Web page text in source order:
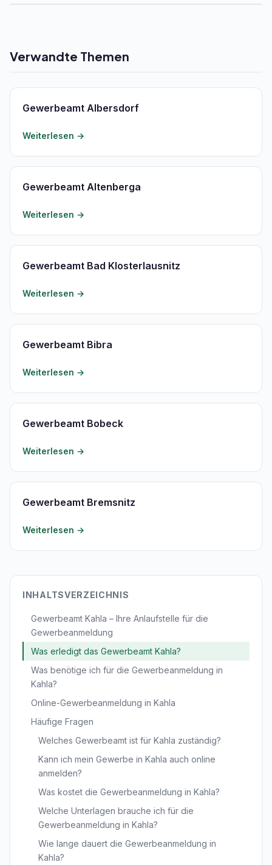
Verwandte Themen
Gewerbeamt Albersdorf
Weiterlesen →
Gewerbeamt Altenberga
Weiterlesen →
Gewerbeamt Bad Klosterlausnitz
Weiterlesen →
Gewerbeamt Bibra
Weiterlesen →
Gewerbeamt Bobeck
Weiterlesen →
Gewerbeamt Bremsnitz
Weiterlesen →
INHALTSVERZEICHNIS
Gewerbeamt Kahla – Ihre Anlaufstelle für die
Gewerbeanmeldung
Was erledigt das Gewerbeamt Kahla?
Was benötige ich für die Gewerbeanmeldung in
Kahla?
Online-Gewerbeanmeldung in Kahla
Häufige Fragen
Welches Gewerbeamt ist für Kahla zuständig?
Kann ich mein Gewerbe in Kahla auch online
anmelden?
Was kostet die Gewerbeanmeldung in Kahla?
Welche Unterlagen brauche ich für die
Gewerbeanmeldung in Kahla?
Wie lange dauert die Gewerbeanmeldung in
Kahla?